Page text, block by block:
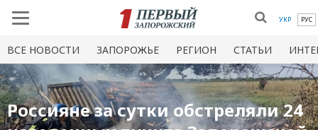
УКР РУС
ВСЕ НОВОСТИ ЗАПОРОЖЬЕ РЕГИОН СТАТЬИ
Россияне за сутки обстреляли 24